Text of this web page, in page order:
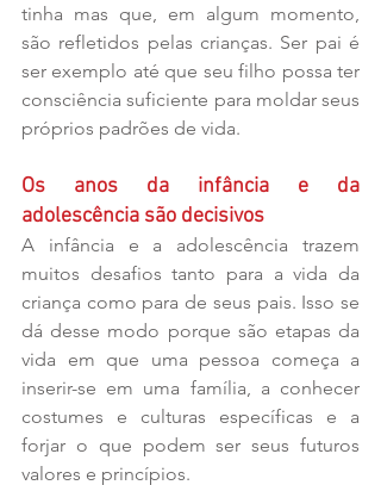
tinha mas que, em algum momento,
são refletidos pelas crianças. Ser pai é
ser exemplo até que seu filho possa ter
consciência suficiente para moldar seus
próprios padrões de vida.
Os anos da infância e da
adolescência são decisivos
A infância e a adolescência trazem
muitos desafios tanto para a vida da
criança como para de seus pais. Isso se
dá desse modo porque são etapas da
vida em que uma pessoa começa a
inserir-se em uma família, a conhecer
costumes e culturas específicas e a
forjar o que podem ser seus futuros
valores e princípios.